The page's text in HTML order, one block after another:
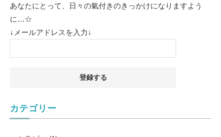
あなたにとって、日々の氣付きのきっかけになりますよう
に…☆
↓メールアドレスを入力↓
カテゴリー